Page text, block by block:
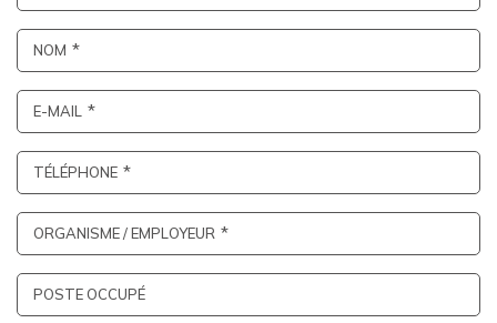
NOM
E-MAIL
TÉLÉPHONE
ORGANISME / EMPLOYEUR
POSTE OCCUPÉ